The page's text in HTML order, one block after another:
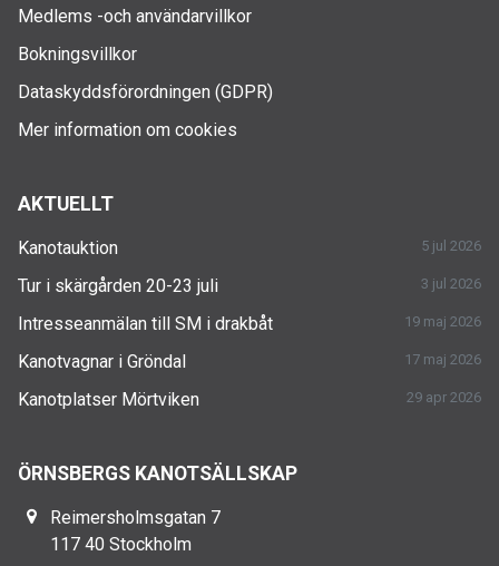
Medlems -och användarvillkor
Bokningsvillkor
Dataskyddsförordningen (GDPR)
Mer information om cookies
AKTUELLT
Kanotauktion 5 jul 2026
Tur i skärgården 20-23 juli 3 jul 2026
Intresseanmälan till SM i drakbåt 19 maj 2026
Kanotvagnar i Gröndal 17 maj 2026
Kanotplatser Mörtviken 29 apr 2026
ÖRNSBERGS KANOTSÄLLSKAP
Reimersholmsgatan 7
117 40 Stockholm